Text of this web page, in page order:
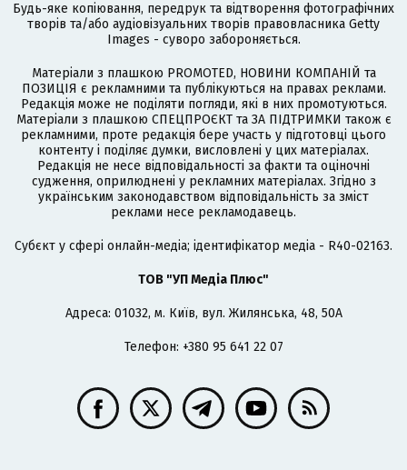
Будь-яке копіювання, передрук та відтворення фотографічних
творів та/або аудіовізуальних творів правовласника Getty
Images - суворо забороняється.
Матеріали з плашкою PROMOTED, НОВИНИ КОМПАНІЙ та
ПОЗИЦІЯ є рекламними та публікуються на правах реклами.
Редакція може не поділяти погляди, які в них промотуються.
Матеріали з плашкою СПЕЦПРОЄКТ та ЗА ПІДТРИМКИ також є
рекламними, проте редакція бере участь у підготовці цього
контенту і поділяє думки, висловлені у цих матеріалах.
Редакція не несе відповідальності за факти та оціночні
судження, оприлюднені у рекламних матеріалах. Згідно з
українським законодавством відповідальність за зміст
реклами несе рекламодавець.
Cубєкт у сфері онлайн-медіа; ідентифікатор медіа - R40-02163.
ТОВ "УП Медіа Плюс"
Адреса: 01032, м. Київ, вул. Жилянська, 48, 50А
Телефон: +380 95 641 22 07